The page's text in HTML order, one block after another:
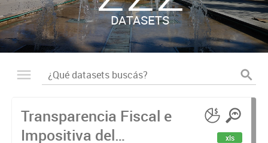
DATASETS
Transparencia Fiscal e
Impositiva del
xls